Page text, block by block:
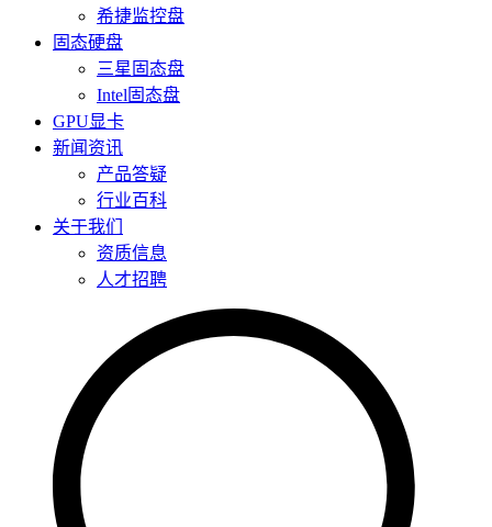
希捷监控盘
固态硬盘
三星固态盘
Intel固态盘
GPU显卡
新闻资讯
产品答疑
行业百科
关于我们
资质信息
人才招聘